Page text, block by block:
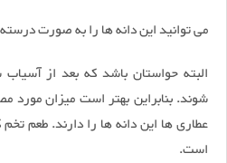
می توانید این دانه ها را به صورت
البته حواستان باشد که بعد از
شوند. بنابراین بهتر است میزان مورد
عطاری ها این دانه ها را دارند. طعم
است.